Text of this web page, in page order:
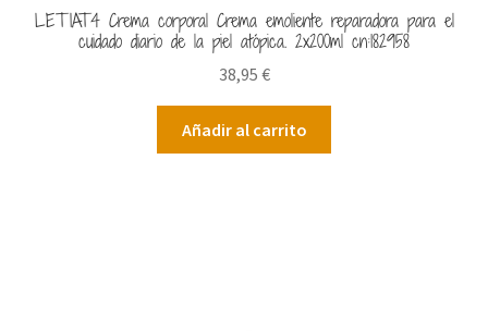
LETIAT4 Crema corporal Crema emoliente reparadora para el
cuidado diario de la piel atópica. 2x200ml cn:182958
38,95 €
Añadir al carrito